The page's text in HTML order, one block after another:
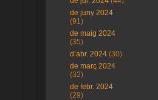
de juny 2024
(91)
de maig 2024
(35)
d’abr. 2024 (30)
de març 2024
(32)
de febr. 2024
(29)